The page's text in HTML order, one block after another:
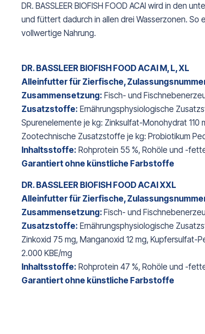
DR. BASSLEER BIOFISH FOOD ACAI wird in den
und füttert dadurch in allen drei Wasserzonen.
vollwertige Nahrung.
DR. BASSLEER BIOFISH FOOD ACAI M, L, XL
Alleinfutter für Zierfische,
Zusammensetzung: Fisch- und
Zusatzstoffe: Ernährungsphysiologische
Spurenelemente je kg: Zinksulfat-Monohydrat 110
Zootechnische Zusatzstoffe je kg: Probiotikum
Inhaltsstoffe: Rohprotein 55 %, Rohöle und -
Garantiert ohne künstliche Farbstoffe
DR. BASSLEER BIOFISH FOOD ACAI XXL
Alleinfutter für Zierfische,
Zusammensetzung: Fisch- und
Zusatzstoffe: Ernährungsphysiologische
Zinkoxid 75 mg, Manganoxid 12 mg,
2.000 KBE/mg
Inhaltsstoffe: Rohprotein 47 %, Rohöle und -
Garantiert ohne künstliche Farbstoffe